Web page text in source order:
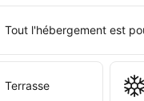
Tout l'hébergement est
Terrasse